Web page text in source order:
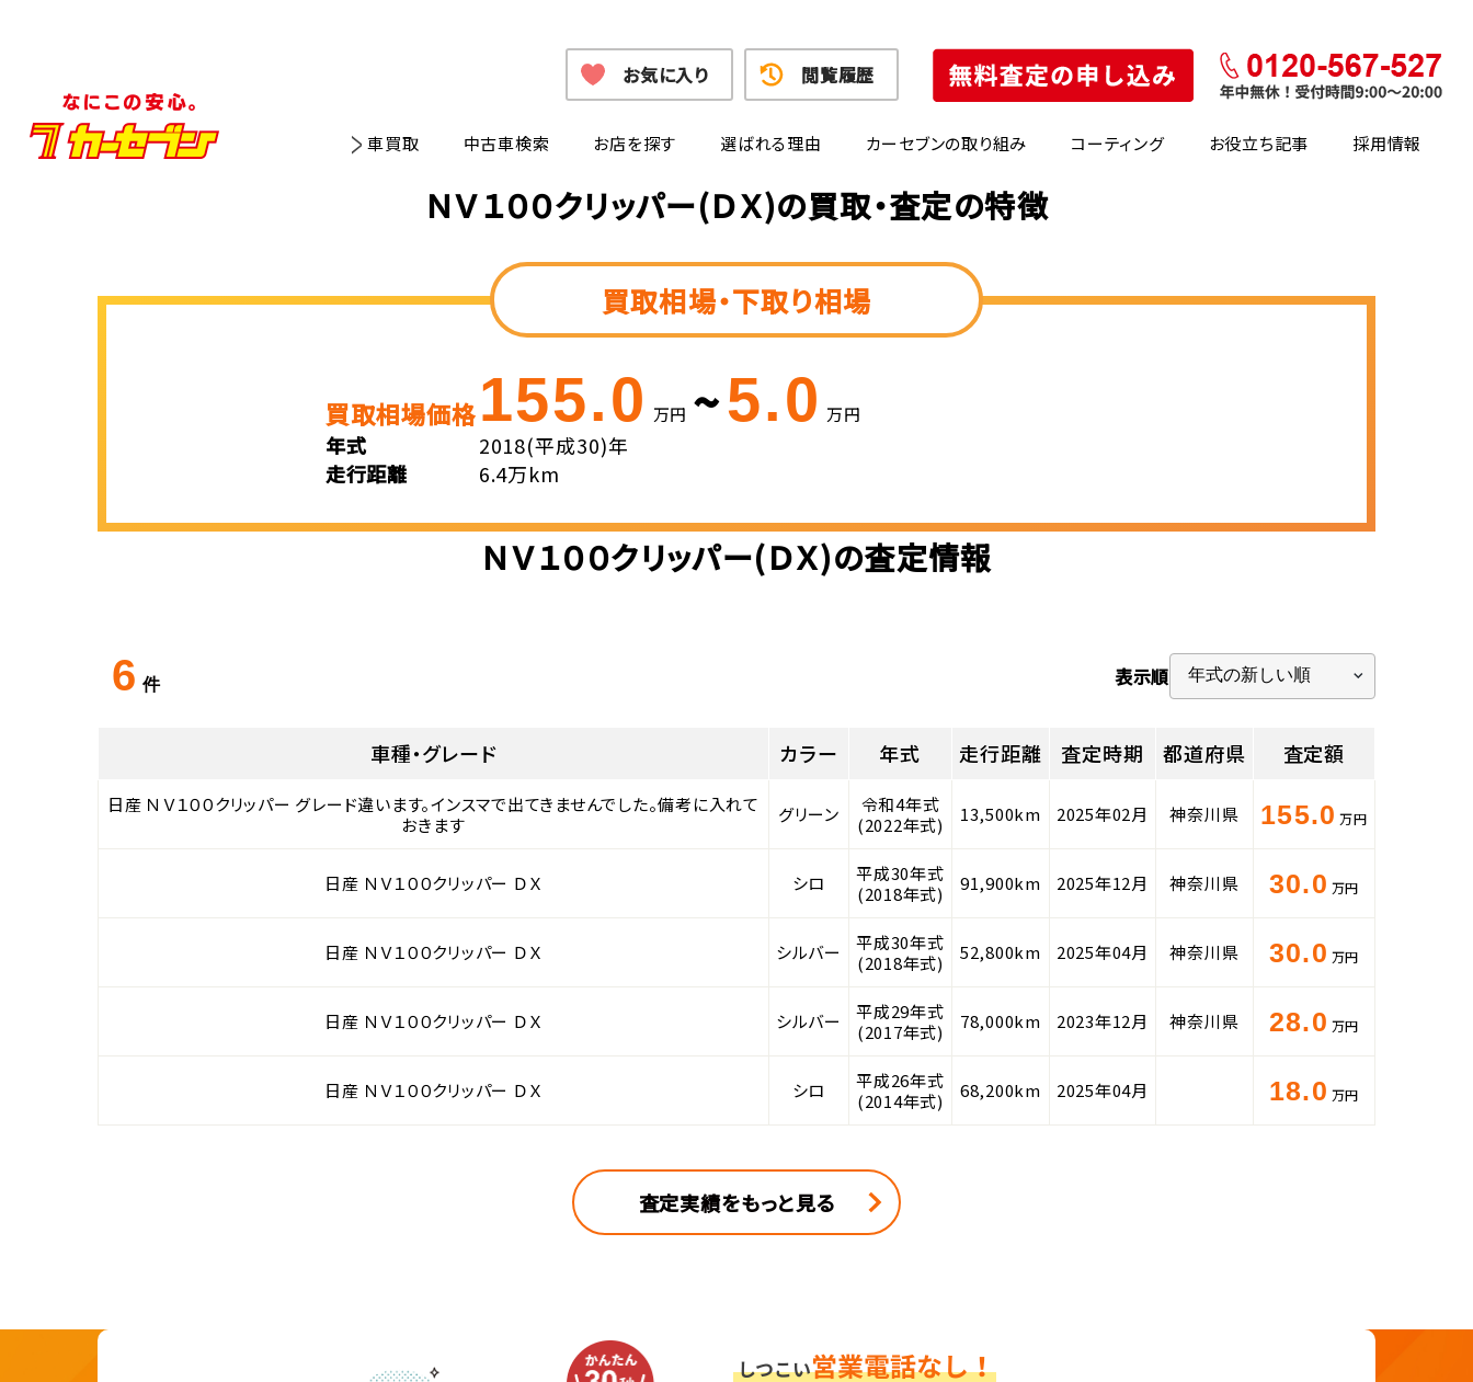
車買取 中古車検索 お店を探す 選ばれる理由 カーセブンの取り組み コーティング お役立ち記事 採用情報
お気に入り 閲覧履歴
ＮＶ１００クリッパー(ＤＸ)の買取・査定の特徴
買取相場・下取り相場
買取相場価格155.0 万円 ~5.0 万円
年式
2018(平成30)年
走行距離
6.4万km
ＮＶ１００クリッパー(ＤＸ)の査定情報
6 件 表示順
車種・グレード カラー 年式 走行距離 査定時期 都道府県 査定額
日産 ＮＶ１００クリッパー グレード違います。インスマで出てきませんでした。備考に入れて
おきます
グリーン
令和4年式
(2022年式)
13,500km 2025年02月 神奈川県 155.0 万円
日産 ＮＶ１００クリッパー ＤＸ シロ
平成30年式
(2018年式)
91,900km 2025年12月 神奈川県 30.0 万円
日産 ＮＶ１００クリッパー ＤＸ シルバー
平成30年式
(2018年式)
52,800km 2025年04月 神奈川県 30.0 万円
日産 ＮＶ１００クリッパー ＤＸ シルバー
平成29年式
(2017年式)
78,000km 2023年12月 神奈川県 28.0 万円
日産 ＮＶ１００クリッパー ＤＸ シロ
平成26年式
(2014年式)
68,200km 2025年04月 18.0 万円
査定実績をもっと見る